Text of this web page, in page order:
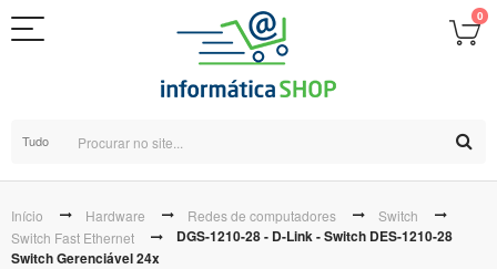
0
Tudo
Início Hardware Redes de computadores
Switch
Switch Fast Ethernet
DGS-1210-28 - D-Link - Switch DES-1210-28
Switch Gerenciável 24x